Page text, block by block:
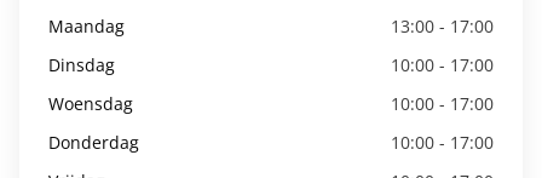
Maandag
13:00 - 17:00
Dinsdag
10:00 - 17:00
Woensdag
10:00 - 17:00
Donderdag
10:00 - 17:00